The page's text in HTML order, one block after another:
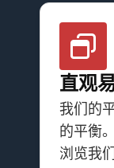
直观
我们的
的平衡
浏览我